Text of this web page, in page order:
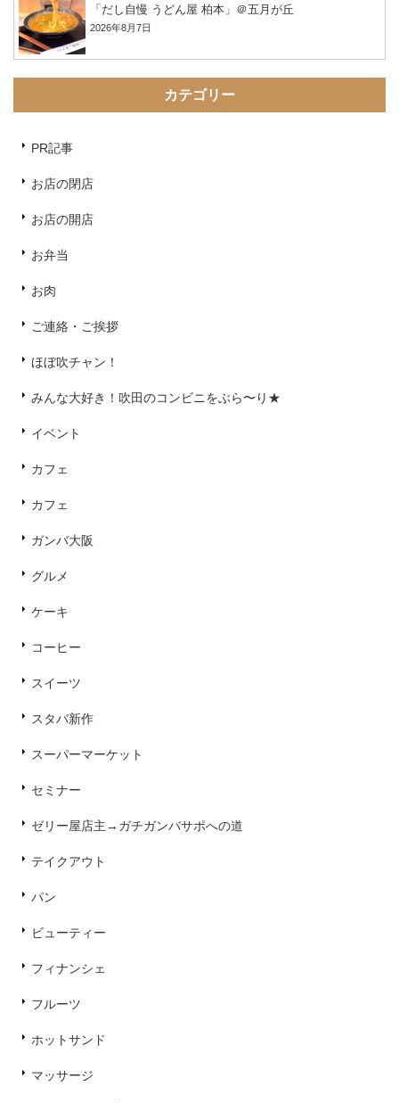
「だし自慢 うどん屋 柏本」＠五月が丘
2026年8月7日
カテゴリー
PR記事
お店の閉店
お店の開店
お弁当
お肉
ご連絡・ご挨拶
ほぼ吹チャン！
みんな大好き！吹田のコンビニをぶら〜り★
イベント
カフェ
カフェ
ガンバ大阪
グルメ
ケーキ
コーヒー
スイーツ
スタバ新作
スーパーマーケット
セミナー
ゼリー屋店主→ガチガンバサポへの道
テイクアウト
パン
ビューティー
フィナンシェ
フルーツ
ホットサンド
マッサージ